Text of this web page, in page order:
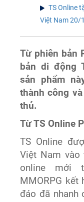
TS Online
Việt Nam 20/
Từ phiên bản
bản di động
sản phẩm
thành công
thủ.
Từ TS Online
TS Online
Việt Nam vào
online mới
MMORPG kết
đáo đã nhanh